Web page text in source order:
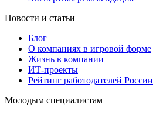
Новости и статьи
Блог
О компаниях в игровой форме
Жизнь в компании
ИТ-проекты
Рейтинг работодателей России
Молодым специалистам